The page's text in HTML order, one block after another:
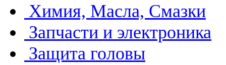
Химия, Масла, Смазки
Запчасти и электроника
Защита головы